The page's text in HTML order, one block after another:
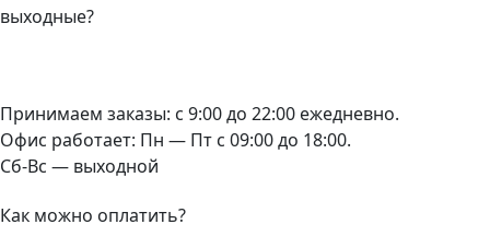
выходные?
Принимаем заказы: с 9:00 до 22:00 ежедневно.
Офис работает: Пн — Пт с 09:00 до 18:00.
Сб-Вс — выходной
Как можно оплатить?